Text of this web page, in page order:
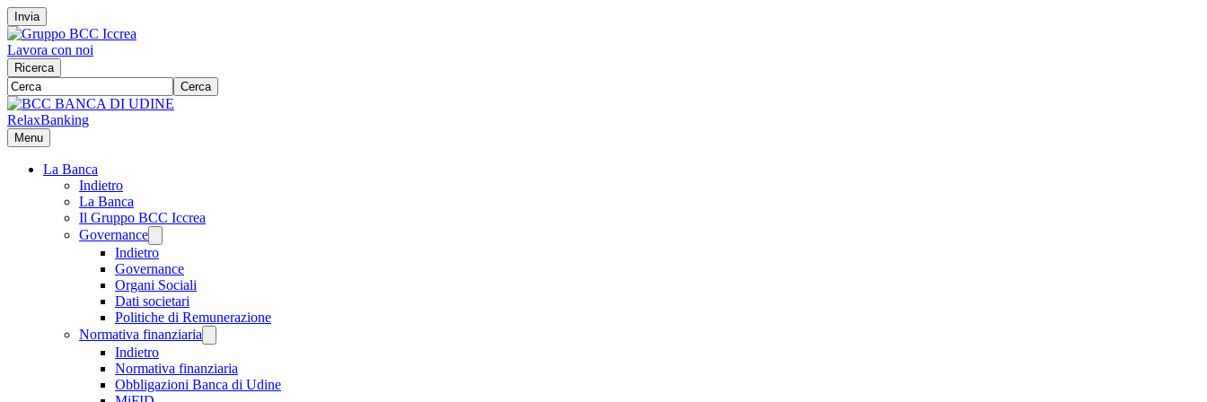
Invia
Lavora con noi
Ricerca
Cerca
RelaxBanking
Menu
La Banca
Indietro
La Banca
Il Gruppo BCC Iccrea
Governance
Indietro
Governance
Organi Sociali
Dati societari
Politiche di Remunerazione
Normativa finanziaria
Indietro
Normativa finanziaria
Obbligazioni Banca di Udine